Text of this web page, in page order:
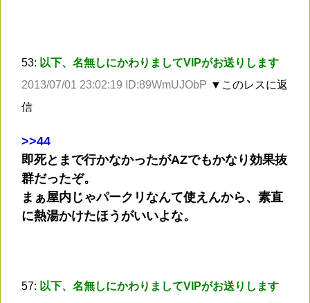
53: 以下、名無しにかわりましてVIPがお送りします
2013/07/01 23:02:19 ID:89WmUJObP ▼このレスに返
信
>>44
即死とまで行かなかったがAZでもかなり効果抜
群だったぞ。
まぁ屋内じゃパークリなんて使えんから、素直
に熱湯かけたほうがいいよな。
57: 以下、名無しにかわりましてVIPがお送りします